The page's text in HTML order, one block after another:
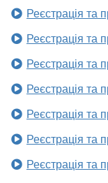
Реєстрація та
Реєстрація та
Реєстрація та
Реєстрація та
Реєстрація та
Реєстрація та
Реєстрація та